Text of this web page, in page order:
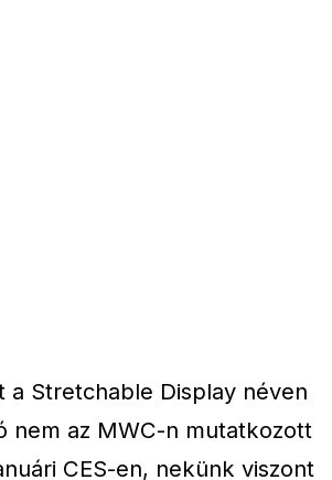
a Stretchable Display néven
nem az MWC-n mutatkozott
CES-en, nekünk viszont